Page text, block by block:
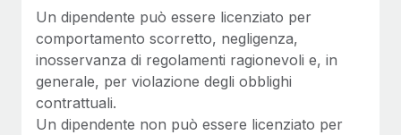
Un dipendente può essere licenziato per
comportamento scorretto, negligenza,
inosservanza di regolamenti ragionevoli e, in
generale, per violazione degli obblighi
contrattuali.
Un dipendente non può essere licenziato per